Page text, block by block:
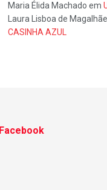
Maria Élida Machado em
Laura Lisboa de
CASINHA AZUL
Facebook